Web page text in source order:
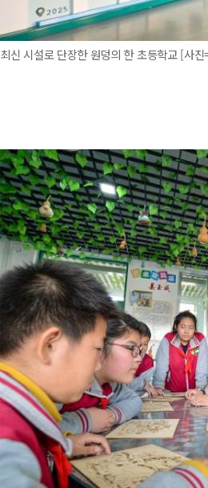
최신 시설로 단장한 원덩의 한 초등학교 [사